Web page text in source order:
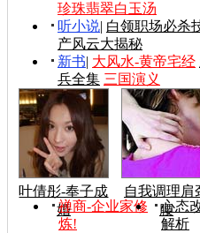
珍珠翡翠白玉汤
听小说| 白领职场必杀
产风云大揭秘
新书| 大风水-黄帝宅经
兵全集 三国演义
叶倩彤-奉子成
婚
自我调理肩
腰
禅商-企业家修
炼!
心态
解析